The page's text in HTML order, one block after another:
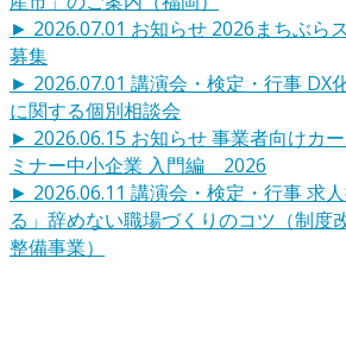
► 2026.07.01 お知らせ 2026まちぶら
募集
► 2026.07.01 講演会・検定・行事 DX
に関する個別相談会
► 2026.06.15 お知らせ事業者向けカ
ミナー中小企業 入門編 2026
► 2026.06.11 講演会・検定・行事求
る」辞めない職場づくりのコツ（制度
整備事業）